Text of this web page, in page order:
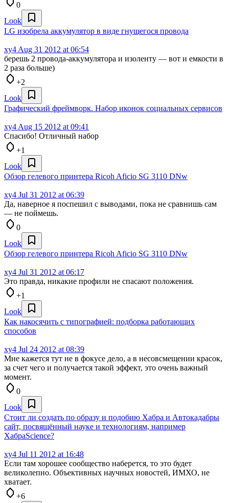
0
Look
LG изобрела аккумулятор в виде гнущегося провода
xy4 Aug 31 2012 at 06:54
берешь 2 провода-аккумулятора и изоленту — вот и емкости в
2 раза больше)
+2
Look
Графический фреймворк. Набор иконок социальных сервисов
xy4 Aug 15 2012 at 09:41
Спасибо! Отличный набор
+1
Look
Обзор гелевого принтера Ricoh Aficio SG 3110 DNw
xy4 Jul 31 2012 at 06:39
Да, наверное я поспешил с выводами, пока не сравнишь сам
— не поймешь.
0
Look
Обзор гелевого принтера Ricoh Aficio SG 3110 DNw
xy4 Jul 31 2012 at 06:17
Это правда, никакие профили не спасают положения.
+1
Look
Как накосячить с типографией: подборка работающих
способов
xy4 Jul 24 2012 at 08:39
Мне кажется тут не в фокусе дело, а в несовсмещении красок,
за счет чего и получается такой эффект, это очень важный
момент.
0
Look
Стоит ли создать по образу и подобию Хабра и Автокадабры
сайт, посвящённый науке и технологиям, например
ХабраScience?
xy4 Jul 11 2012 at 16:48
Если там хорошее сообщество наберется, то это будет
великолепно. Объективных научных новостей, ИМХО, не
хватает.
+6